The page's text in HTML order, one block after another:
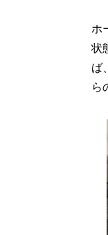
ホ
状
ば
ら